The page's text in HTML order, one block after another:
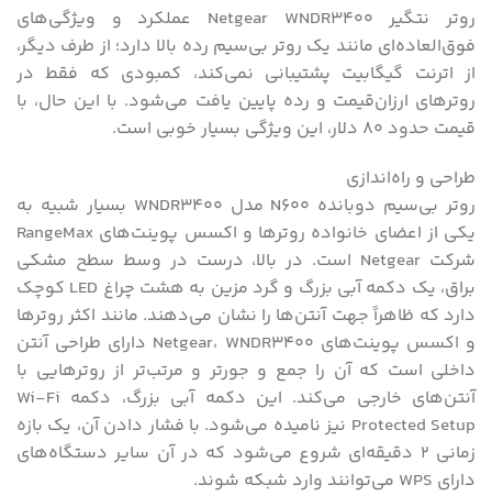
روتر نتگیر Netgear WNDR3400 عملکرد و ویژگی‌های
فوق‌العاده‌ای مانند یک روتر بی‌سیم رده بالا دارد؛ از طرف دیگر،
از اترنت گیگابیت پشتیبانی نمی‌کند، کمبودی که فقط در
روترهای ارزان‌قیمت و رده پایین یافت می‌شود. با این حال، با
قیمت حدود ۸۰ دلار، این ویژگی بسیار خوبی است.
طراحی و راه‌اندازی
روتر بی‌سیم دوبانده N600 مدل WNDR3400 بسیار شبیه به
یکی از اعضای خانواده روترها و اکسس پوینت‌های RangeMax
شرکت Netgear است. در بالا، درست در وسط سطح مشکی
براق، یک دکمه آبی بزرگ و گرد مزین به هشت چراغ LED کوچک
دارد که ظاهراً جهت آنتن‌ها را نشان می‌دهند. مانند اکثر روترها
و اکسس پوینت‌های Netgear، WNDR3400 دارای طراحی آنتن
داخلی است که آن را جمع و جورتر و مرتب‌تر از روترهایی با
آنتن‌های خارجی می‌کند. این دکمه آبی بزرگ، دکمه Wi-Fi
Protected Setup نیز نامیده می‌شود. با فشار دادن آن، یک بازه
زمانی ۲ دقیقه‌ای شروع می‌شود که در آن سایر دستگاه‌های
دارای WPS می‌توانند وارد شبکه شوند.